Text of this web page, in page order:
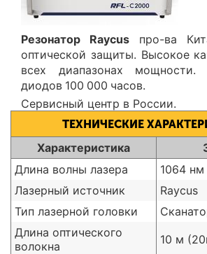
Резонатор Raycus про-ва
оптической защиты. Высокое
всех диапазонах
диодов 100 000 часов.
Сервисный центр в России.
ТЕХНИЧЕСКИЕ
Характеристика
Длина волны лазера
1064 нм
Лазерный источник
Raycus
Тип лазерной головки
Длина оптического
волокна
10 м